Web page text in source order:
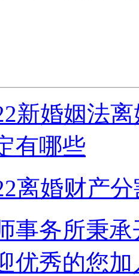
新婚姻法
有哪些
离婚财产
事务所秉
优秀的您